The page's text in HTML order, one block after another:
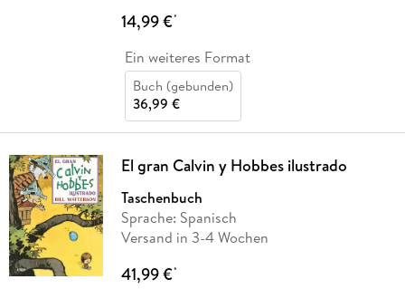
14,99 €*
Ein weiteres Format
Buch (gebunden)
36,99 €
El gran Calvin y Hobbes ilustrado
Taschenbuch
Sprache: Spanisch
Versand in 3-4 Wochen
41,99 €*